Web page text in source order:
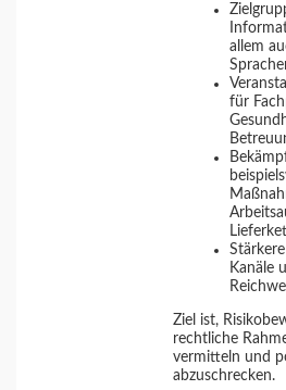
allem
für
Kanäle
Ziel ist,
rechtliche
vermitteln und
abzuschrecken.